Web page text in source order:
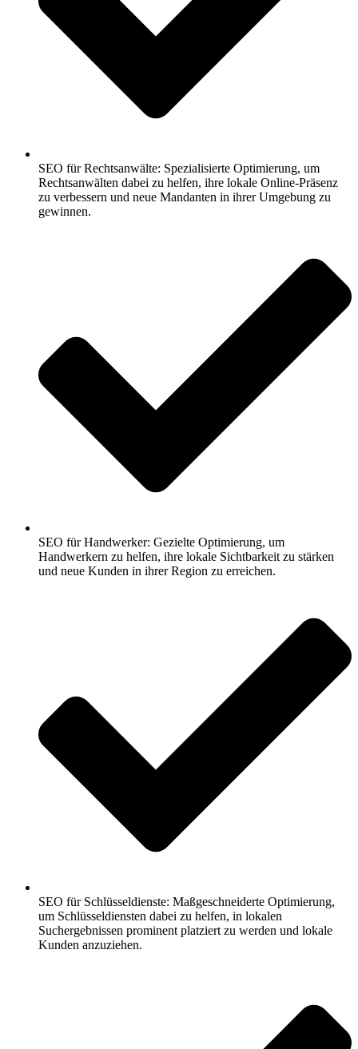
SEO für Rechtsanwälte: Spezialisierte Optimierung, um
Rechtsanwälten dabei zu helfen, ihre lokale Online-Präsenz
zu verbessern und neue Mandanten in ihrer Umgebung zu
gewinnen.
SEO für Handwerker: Gezielte Optimierung, um
Handwerkern zu helfen, ihre lokale Sichtbarkeit zu stärken
und neue Kunden in ihrer Region zu erreichen.
SEO für Schlüsseldienste: Maßgeschneiderte Optimierung,
um Schlüsseldiensten dabei zu helfen, in lokalen
Suchergebnissen prominent platziert zu werden und lokale
Kunden anzuziehen.